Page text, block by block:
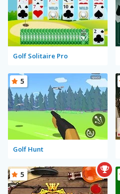
Golf Solitaire Pro
Golf Hunt
5
5